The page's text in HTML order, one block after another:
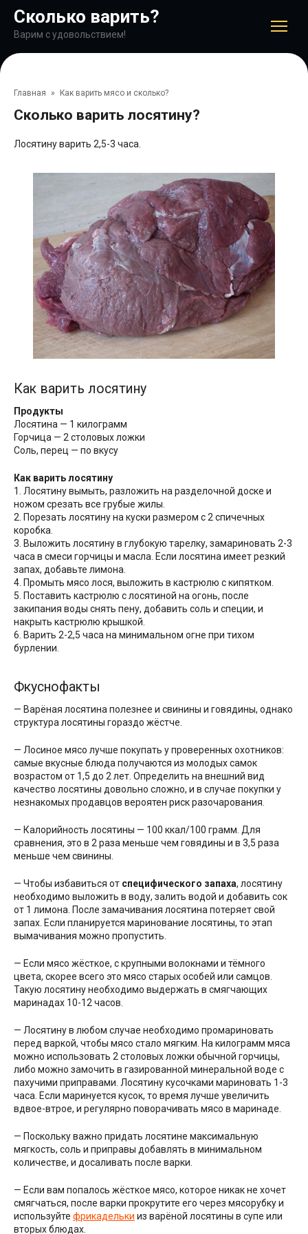
контенту
Сколько варить?
Варим с удовольствием!
Главная » Как варить мясо и сколько?
Сколько варить лосятину?
Лосятину варить 2,5-3 часа.
Как варить лосятину
Продукты
Лосятина — 1 килограмм
Горчица — 2 столовых ложки
Соль, перец — по вкусу
Как варить лосятину
1. Лосятину вымыть, разложить на разделочной доске и
ножом срезать все грубые жилы.
2. Порезать лосятину на куски размером с 2 спичечных
коробка.
3. Выложить лосятину в глубокую тарелку, замариновать 2-3
часа в смеси горчицы и масла. Если лосятина имеет резкий
запах, добавьте лимона.
4. Промыть мясо лося, выложить в кастрюлю с кипятком.
5. Поставить кастрюлю с лосятиной на огонь, после
закипания воды снять пену, добавить соль и специи, и
накрыть кастрюлю крышкой.
6. Варить 2-2,5 часа на минимальном огне при тихом
бурлении.
Фкуснофакты
— Варёная лосятина полезнее и свинины и говядины, однако
структура лосятины гораздо жёстче.
— Лосиное мясо лучше покупать у проверенных охотников:
самые вкусные блюда получаются из молодых самок
возрастом от 1,5 до 2 лет. Определить на внешний вид
качество лосятины довольно сложно, и в случае покупки у
незнакомых продавцов вероятен риск разочарования.
— Калорийность лосятины — 100 ккал/100 грамм. Для
сравнения, это в 2 раза меньше чем говядины и в 3,5 раза
меньше чем свинины.
— Чтобы избавиться от специфического запаха, лосятину
необходимо выложить в воду, залить водой и добавить сок
от 1 лимона. После замачивания лосятина потеряет свой
запах. Если планируется маринование лосятины, то этап
вымачивания можно пропустить.
— Если мясо жёсткое, с крупными волокнами и тёмного
цвета, скорее всего это мясо старых особей или самцов.
Такую лосятину необходимо выдержать в смягчающих
маринадах 10-12 часов.
— Лосятину в любом случае необходимо промариновать
перед варкой, чтобы мясо стало мягким. На килограмм мяса
можно использовать 2 столовых ложки обычной горчицы,
либо можно замочить в газированной минеральной воде с
пахучими приправами. Лосятину кусочками мариновать 1-3
часа. Если маринуется кусок, то время лучше увеличить
вдвое-втрое, и регулярно поворачивать мясо в маринаде.
— Поскольку важно придать лосятине максимальную
мягкость, соль и приправы добавлять в минимальном
количестве, и досаливать после варки.
— Если вам попалось жёсткое мясо, которое никак не хочет
смягчаться, после варки прокрутите его через мясорубку и
используйте фрикадельки из варёной лосятины в супе или
вторых блюдах.